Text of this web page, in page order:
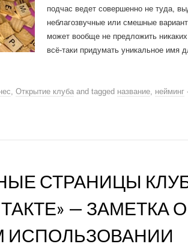
подчас ведет совершенно не туда,
неблагозвучные или смешные
может вообще не предложить
всё-таки придумать уникальное имя
, Открытие клуба and tagged название, нейминг
СТРАНИЦЫ
— ЗАМЕТКА О
ИСПОЛЬЗОВАНИИ